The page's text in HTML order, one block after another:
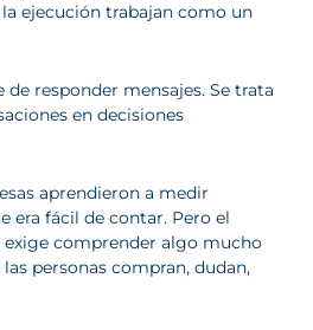
ejecución trabajan como un
responder mensajes. Se trata
en decisiones
aprendieron a medir
era fácil de contar. Pero el
comprender algo mucho
personas compran, dudan,